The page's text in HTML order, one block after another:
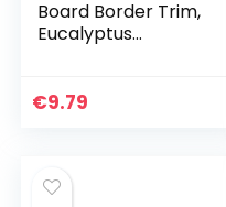
Board Border Trim,
Eucalyptus
Classroom Bulletin
€9.79